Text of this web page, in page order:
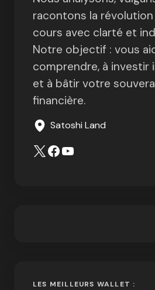
racontons la
cours avec clarté et
Notre objectif : vous
comprendre, à investir
et à bâtir votre
financière.
Satoshi Land
LES MEILLEURS WALLET :